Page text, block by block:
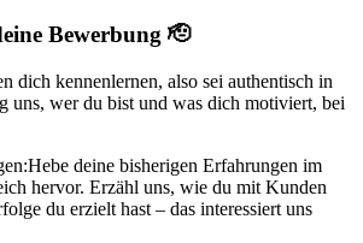
Bewerbung 🫡
dich kennenlernen, also sei authentisch in
uns, wer du bist und was dich motiviert, bei
Hebe deine bisherigen Erfahrungen im
hervor. Erzähl uns, wie du mit Kunden
du erzielt hast – das interessiert uns